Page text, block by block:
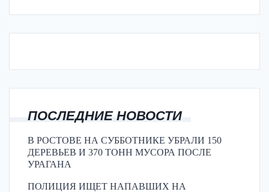
ПОСЛЕДНИЕ НОВОСТИ
В РОСТОВЕ НА СУББОТНИКЕ УБРАЛИ 150
ДЕРЕВЬЕВ И 370 ТОНН МУСОРА ПОСЛЕ
УРАГАНА
ПОЛИЦИЯ ИЩЕТ НАПАВШИХ НА